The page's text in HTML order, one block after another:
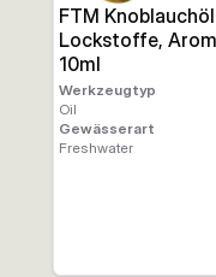
FTM Knoblauchöl
Lockstoffe,
10ml
Werkzeugtyp
Oil
Gewässerart
Freshwater